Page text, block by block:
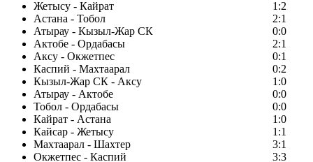
Жетысу - Кайрат
1:2
Астана - Тобол
2:1
Атырау - Кызыл-Жар СК
0:0
Актобе - Ордабасы
2:1
Аксу - Окжетпес
0:1
Каспий - Махтаарал
0:2
Кызыл-Жар СК - Аксу
1:0
Атырау - Актобе
0:0
Тобол - Ордабасы
0:0
Кайрат - Астана
1:0
Кайсар - Жетысу
1:1
Махтаарал - Шахтер
3:1
Окжетпес - Каспий
3:3